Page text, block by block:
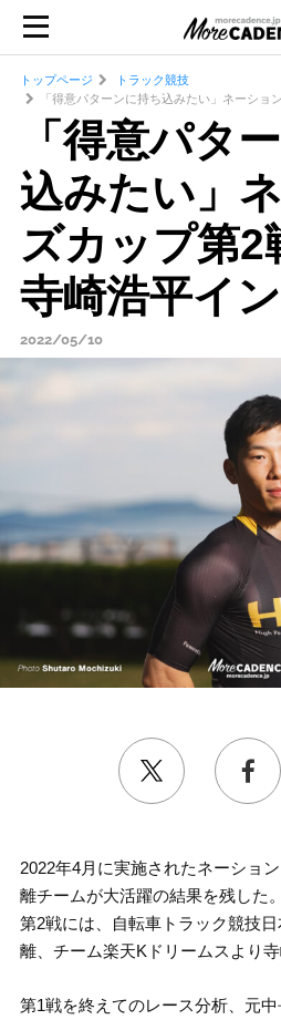
トップページ
トラック競技
「得意パターンに持ち込みたい」ネーシ
「得意パタ
込みたい」
ズカップ第2
寺崎浩平イ
2022/05/10
2022年4月に実施されたネーショ
離チームが大活躍の結果を残した
第2戦には、自転車トラック競技
離、チーム楽天Kドリームスより寺
第1戦を終えてのレース分析、元